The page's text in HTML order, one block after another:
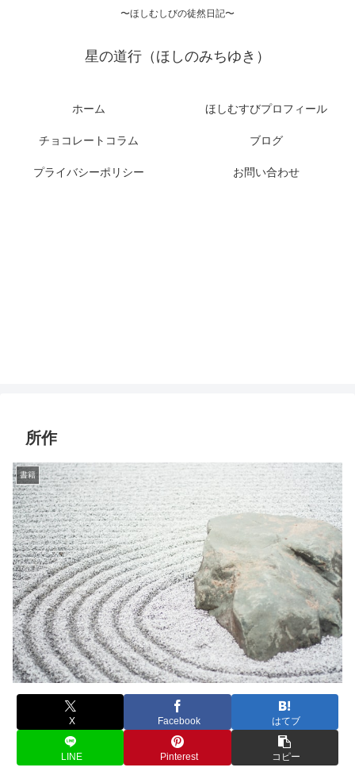
〜ほしむしびの徒然日記〜
星の道行（ほしのみちゆき）
ホーム ほしむすびプロフィール
チョコレートコラム ブログ
プライバシーポリシー お問い合わせ
所作
書籍
X Facebook はてブ
LINE Pinterest コピー